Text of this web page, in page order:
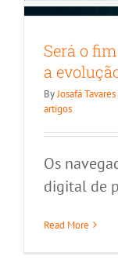
Será o
a
ByJosafá Tavares
artigos
Os
digital de
Read More